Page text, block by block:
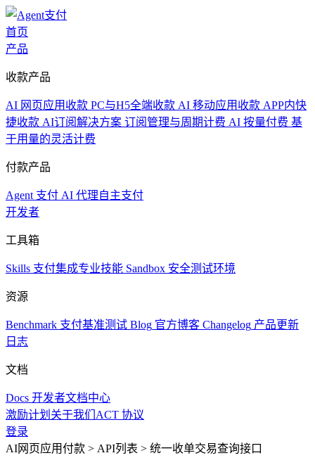
首页
产品
收款产品
AI 网页应用收款 PC与H5全端收款 AI 移动应用收款 APP内快
捷收款 AI订阅解决方案 订阅管理与周期计费 AI 按量付费 基
于用量的灵活计费
付款产品
Agent 支付 AI 代理自主支付
开发者
工具箱
Skills 支付集成专业技能 Sandbox 安全测试环境
资源
Benchmark 支付基准测试 Blog 官方博客 Changelog 产品更新
日志
文档
Docs 开发者文档中心
激励计划 关于我们 ACT 协议
登录
AI网页应用付款 > API列表 > 统一收单交易查询接口